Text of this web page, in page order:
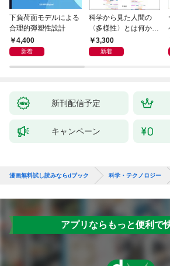
下負荷面モデルによる
合理的弾塑性設計
4,400
新着
科学から見た人間の
〈多様性〉とは何か―
―遺伝科学と疑似科学
3,300
新着
新刊配信予定
キャンペーン
漫画無料試し読みならdブック 科学・テクノロジー
アプリならもっと便利で